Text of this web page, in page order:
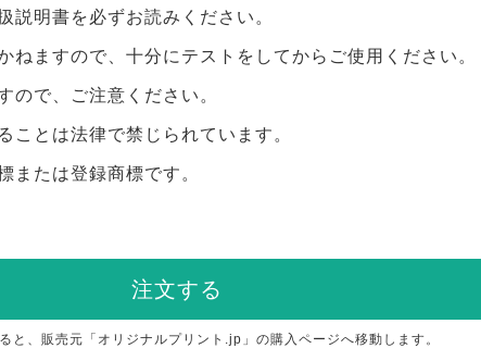
説明書を必ずお読みください。
ますので、十分にテストをしてからご使用ください。
ので、ご注意ください。
とは法律で禁じられています。
または登録商標です。
注文する
と、販売元「オリジナルプリント.jp」の購入ページへ移動します。